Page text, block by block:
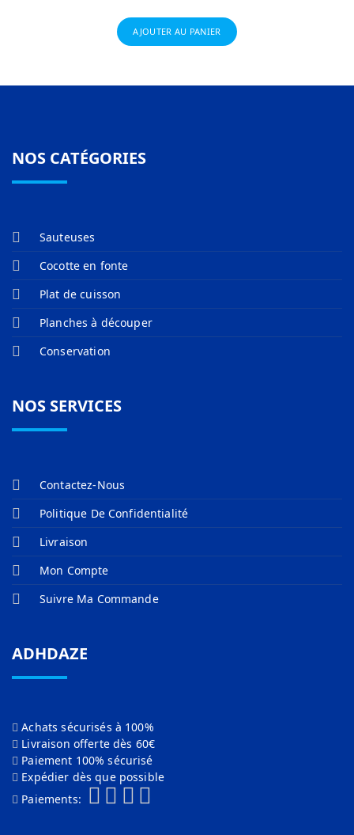
AJOUTER AU PANIER
NOS CATÉGORIES
Sauteuses
Cocotte en fonte
Plat de cuisson
Planches à découper
Conservation
NOS SERVICES
Contactez-Nous
Politique De Confidentialité
Livraison
Mon Compte
Suivre Ma Commande
ADHDAZE
Achats sécurisés à 100%
Livraison offerte dès 60€
Paiement 100% sécurisé
Expédier dès que possible
Paiements: